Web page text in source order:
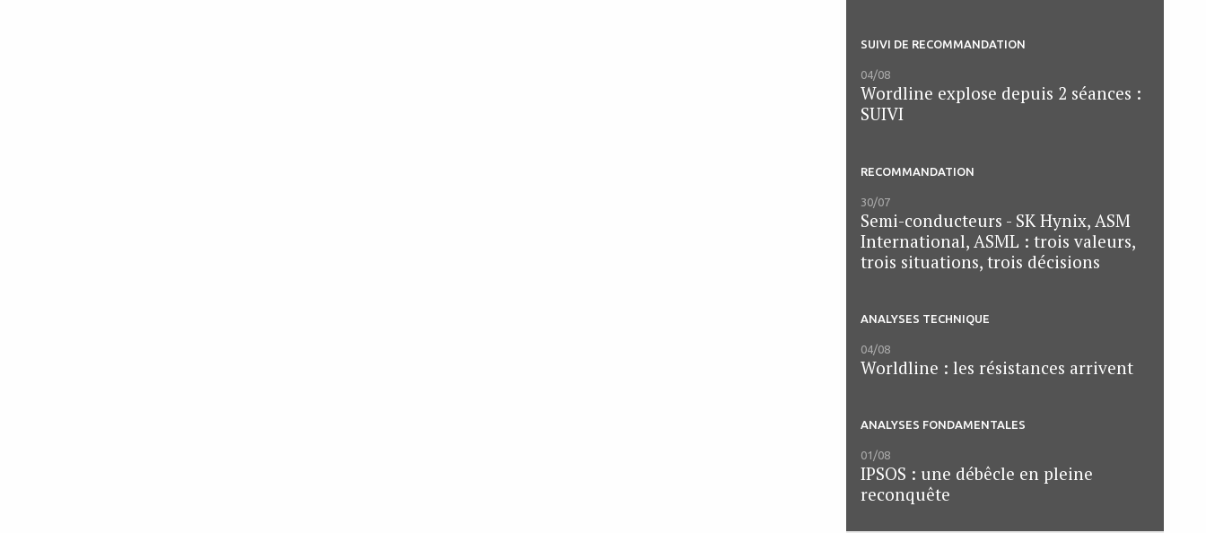
SUIVI DE RECOMMANDATION
04/08
Wordline explose depuis 2 séances :
SUIVI
RECOMMANDATION
30/07
Semi-conducteurs - SK Hynix, ASM
International, ASML : trois valeurs,
trois situations, trois décisions
ANALYSES TECHNIQUE
04/08
Worldline : les résistances arrivent
ANALYSES FONDAMENTALES
01/08
IPSOS : une débêcle en pleine
reconquête